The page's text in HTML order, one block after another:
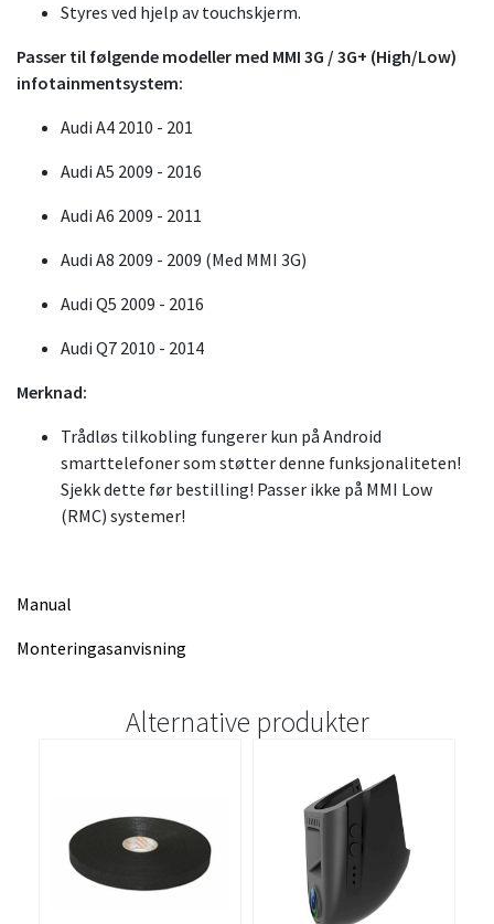
Styres ved hjelp av touchskjerm.
Passer til følgende modeller med MMI 3G / 3G+ (High/Low)
infotainmentsystem:
Audi A4 2010 - 201
Audi A5 2009 - 2016
Audi A6 2009 - 2011
Audi A8 2009 - 2009 (Med MMI 3G)
Audi Q5 2009 - 2016
Audi Q7 2010 - 2014
Merknad:
Trådløs tilkobling fungerer kun på Android
smarttelefoner som støtter denne funksjonaliteten!
Sjekk dette før bestilling! Passer ikke på MMI Low
(RMC) systemer!
Manual
Monteringasanvisning
Alternative produkter